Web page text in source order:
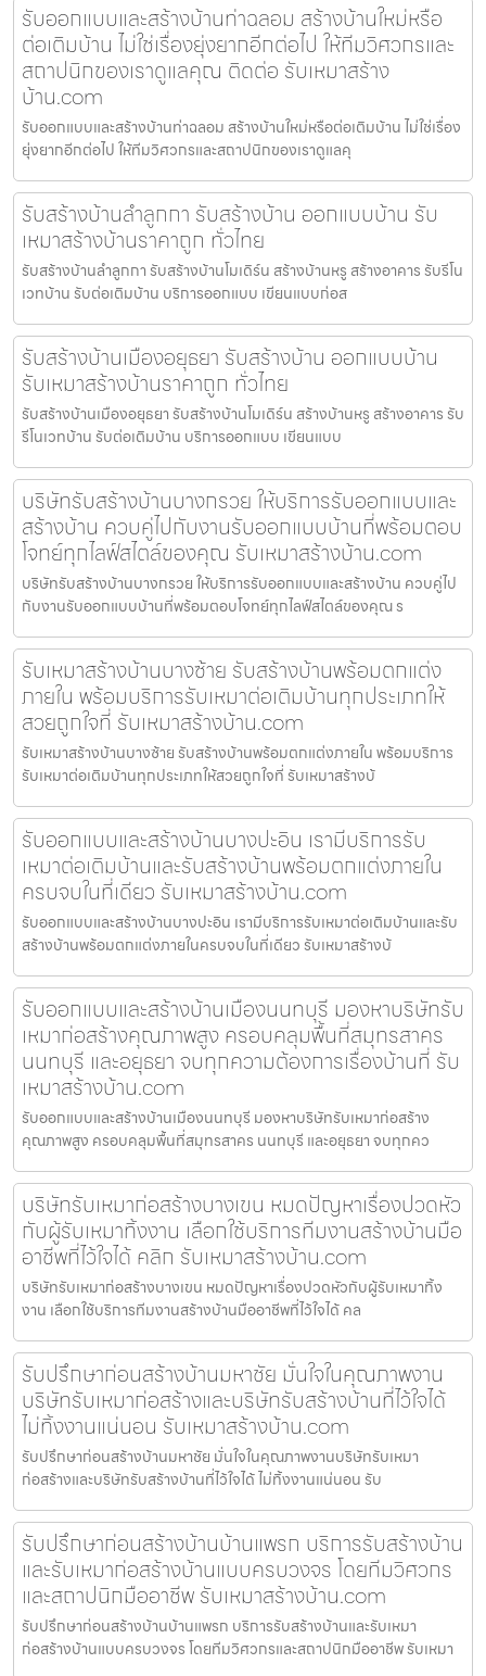
รับออกแบบและสร้างบ้านท่าฉลอม สร้างบ้านใหม่หรือ
ต่อเติมบ้าน ไม่ใช่เรื่องยุ่งยากอีกต่อไป ให้ทีมวิศวกรและ
สถาปนิกของเราดูแลคุณ ติดต่อ รับเหมาสร้าง
บ้าน.com
รับออกแบบและสร้างบ้านท่าฉลอม สร้างบ้านใหม่หรือต่อเติมบ้าน ไม่ใช่เรื่อง
ยุ่งยากอีกต่อไป ให้ทีมวิศวกรและสถาปนิกของเราดูแลคุ
รับสร้างบ้านลำลูกกา รับสร้างบ้าน ออกแบบบ้าน รับ
เหมาสร้างบ้านราคาถูก ทั่วไทย
รับสร้างบ้านลำลูกกา รับสร้างบ้านโมเดิร์น สร้างบ้านหรู สร้างอาคาร รับรีโน
เวทบ้าน รับต่อเติมบ้าน บริการออกแบบ เขียนแบบก่อส
รับสร้างบ้านเมืองอยุธยา รับสร้างบ้าน ออกแบบบ้าน
รับเหมาสร้างบ้านราคาถูก ทั่วไทย
รับสร้างบ้านเมืองอยุธยา รับสร้างบ้านโมเดิร์น สร้างบ้านหรู สร้างอาคาร รับ
รีโนเวทบ้าน รับต่อเติมบ้าน บริการออกแบบ เขียนแบบ
บริษัทรับสร้างบ้านบางกรวย ให้บริการรับออกแบบและ
สร้างบ้าน ควบคู่ไปกับงานรับออกแบบบ้านที่พร้อมตอบ
โจทย์ทุกไลฟ์สไตล์ของคุณ รับเหมาสร้างบ้าน.com
บริษัทรับสร้างบ้านบางกรวย ให้บริการรับออกแบบและสร้างบ้าน ควบคู่ไป
กับงานรับออกแบบบ้านที่พร้อมตอบโจทย์ทุกไลฟ์สไตล์ของคุณ ร
รับเหมาสร้างบ้านบางซ้าย รับสร้างบ้านพร้อมตกแต่ง
ภายใน พร้อมบริการรับเหมาต่อเติมบ้านทุกประเภทให้
สวยถูกใจที่ รับเหมาสร้างบ้าน.com
รับเหมาสร้างบ้านบางซ้าย รับสร้างบ้านพร้อมตกแต่งภายใน พร้อมบริการ
รับเหมาต่อเติมบ้านทุกประเภทให้สวยถูกใจที่ รับเหมาสร้างบ้
รับออกแบบและสร้างบ้านบางปะอิน เรามีบริการรับ
เหมาต่อเติมบ้านและรับสร้างบ้านพร้อมตกแต่งภายใน
ครบจบในที่เดียว รับเหมาสร้างบ้าน.com
รับออกแบบและสร้างบ้านบางปะอิน เรามีบริการรับเหมาต่อเติมบ้านและรับ
สร้างบ้านพร้อมตกแต่งภายในครบจบในที่เดียว รับเหมาสร้างบ้
รับออกแบบและสร้างบ้านเมืองนนทบุรี มองหาบริษัทรับ
เหมาก่อสร้างคุณภาพสูง ครอบคลุมพื้นที่สมุทรสาคร
นนทบุรี และอยุธยา จบทุกความต้องการเรื่องบ้านที่ รับ
เหมาสร้างบ้าน.com
รับออกแบบและสร้างบ้านเมืองนนทบุรี มองหาบริษัทรับเหมาก่อสร้าง
คุณภาพสูง ครอบคลุมพื้นที่สมุทรสาคร นนทบุรี และอยุธยา จบทุกคว
บริษัทรับเหมาก่อสร้างบางเขน หมดปัญหาเรื่องปวดหัว
กับผู้รับเหมาทิ้งงาน เลือกใช้บริการทีมงานสร้างบ้านมือ
อาชีพที่ไว้ใจได้ คลิก รับเหมาสร้างบ้าน.com
บริษัทรับเหมาก่อสร้างบางเขน หมดปัญหาเรื่องปวดหัวกับผู้รับเหมาทิ้ง
งาน เลือกใช้บริการทีมงานสร้างบ้านมืออาชีพที่ไว้ใจได้ คล
รับปรึกษาก่อนสร้างบ้านมหาชัย มั่นใจในคุณภาพงาน
บริษัทรับเหมาก่อสร้างและบริษัทรับสร้างบ้านที่ไว้ใจได้
ไม่ทิ้งงานแน่นอน รับเหมาสร้างบ้าน.com
รับปรึกษาก่อนสร้างบ้านมหาชัย มั่นใจในคุณภาพงานบริษัทรับเหมา
ก่อสร้างและบริษัทรับสร้างบ้านที่ไว้ใจได้ ไม่ทิ้งงานแน่นอน รับ
รับปรึกษาก่อนสร้างบ้านบ้านแพรก บริการรับสร้างบ้าน
และรับเหมาก่อสร้างบ้านแบบครบวงจร โดยทีมวิศวกร
และสถาปนิกมืออาชีพ รับเหมาสร้างบ้าน.com
รับปรึกษาก่อนสร้างบ้านบ้านแพรก บริการรับสร้างบ้านและรับเหมา
ก่อสร้างบ้านแบบครบวงจร โดยทีมวิศวกรและสถาปนิกมืออาชีพ รับเหมา